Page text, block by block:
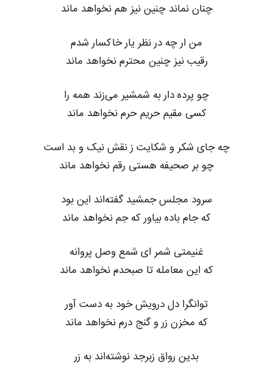
چنان نماند چنین نیز هم نخواهد ماند
من ار چه در نظر یار خاکسار شدم
رقیب نیز چنین محترم نخواهد ماند
چو پرده دار به شمشیر می‌زند همه را
کسی مقیم حریم حرم نخواهد ماند
چه جای شکر و شکایت ز نقش نیک و بد است
چو بر صحیفه هستی رقم نخواهد ماند
سرود مجلس جمشید گفته‌اند این بود
که جام باده بیاور که جم نخواهد ماند
غنیمتی شمر ای شمع وصل پروانه
که این معامله تا صبحدم نخواهد ماند
توانگرا دل درویش خود به دست آور
که مخزن زر و گنج درم نخواهد ماند
بدین رواق زبرجد نوشته‌اند به زر